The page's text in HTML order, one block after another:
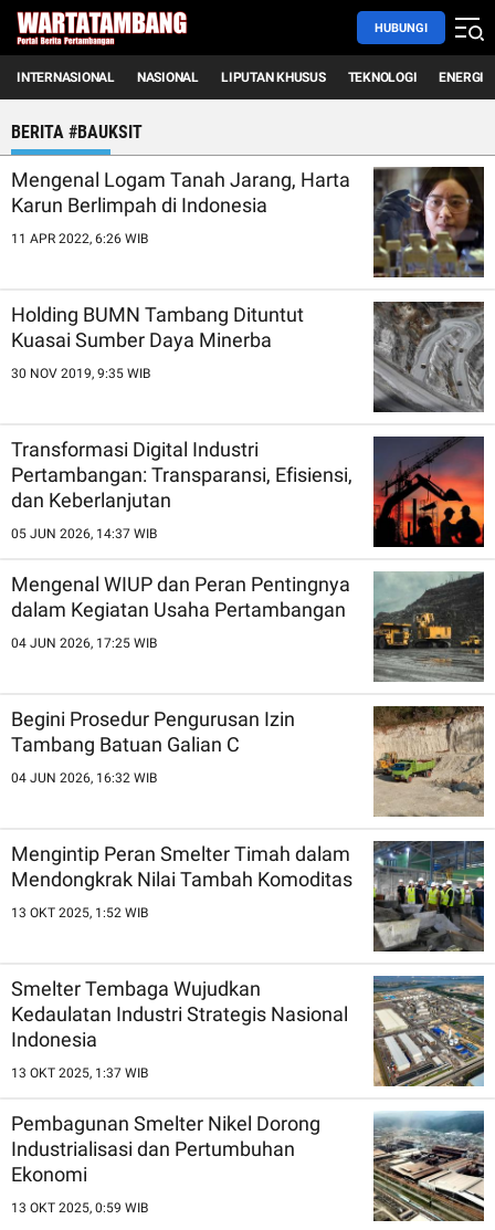
HUBUNGI
INTERNASIONAL NASIONAL LIPUTAN KHUSUS TEKNOLOGI ENERGI
BERITA #BAUKSIT
Mengenal Logam Tanah Jarang, Harta
Karun Berlimpah di Indonesia
11 APR 2022, 6:26 WIB
Holding BUMN Tambang Dituntut
Kuasai Sumber Daya Minerba
30 NOV 2019, 9:35 WIB
Transformasi Digital Industri
Pertambangan: Transparansi, Efisiensi,
dan Keberlanjutan
05 JUN 2026, 14:37 WIB
Mengenal WIUP dan Peran Pentingnya
dalam Kegiatan Usaha Pertambangan
04 JUN 2026, 17:25 WIB
Begini Prosedur Pengurusan Izin
Tambang Batuan Galian C
04 JUN 2026, 16:32 WIB
Mengintip Peran Smelter Timah dalam
Mendongkrak Nilai Tambah Komoditas
13 OKT 2025, 1:52 WIB
Smelter Tembaga Wujudkan
Kedaulatan Industri Strategis Nasional
Indonesia
13 OKT 2025, 1:37 WIB
Pembagunan Smelter Nikel Dorong
Industrialisasi dan Pertumbuhan
Ekonomi
13 OKT 2025, 0:59 WIB